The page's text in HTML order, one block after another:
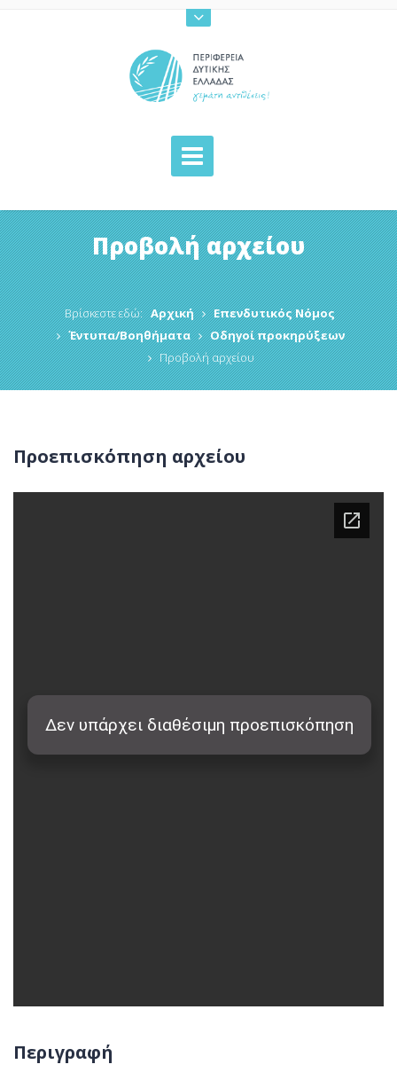
Προβολή αρχείου
Βρίσκεστε εδώ: Αρχική
Επενδυτικός Νόμος
Έντυπα/Βοηθήματα
Οδηγοί προκηρύξεων
Προβολή αρχείου
Προεπισκόπηση αρχείου
Περιγραφή